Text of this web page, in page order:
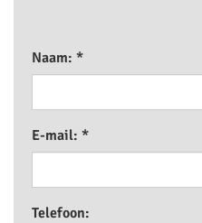
Naam: *
E-mail: *
Telefoon: